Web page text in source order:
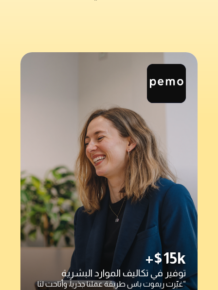
“ريموت باس سهّلت علينا مدفوعات المتعاقدين